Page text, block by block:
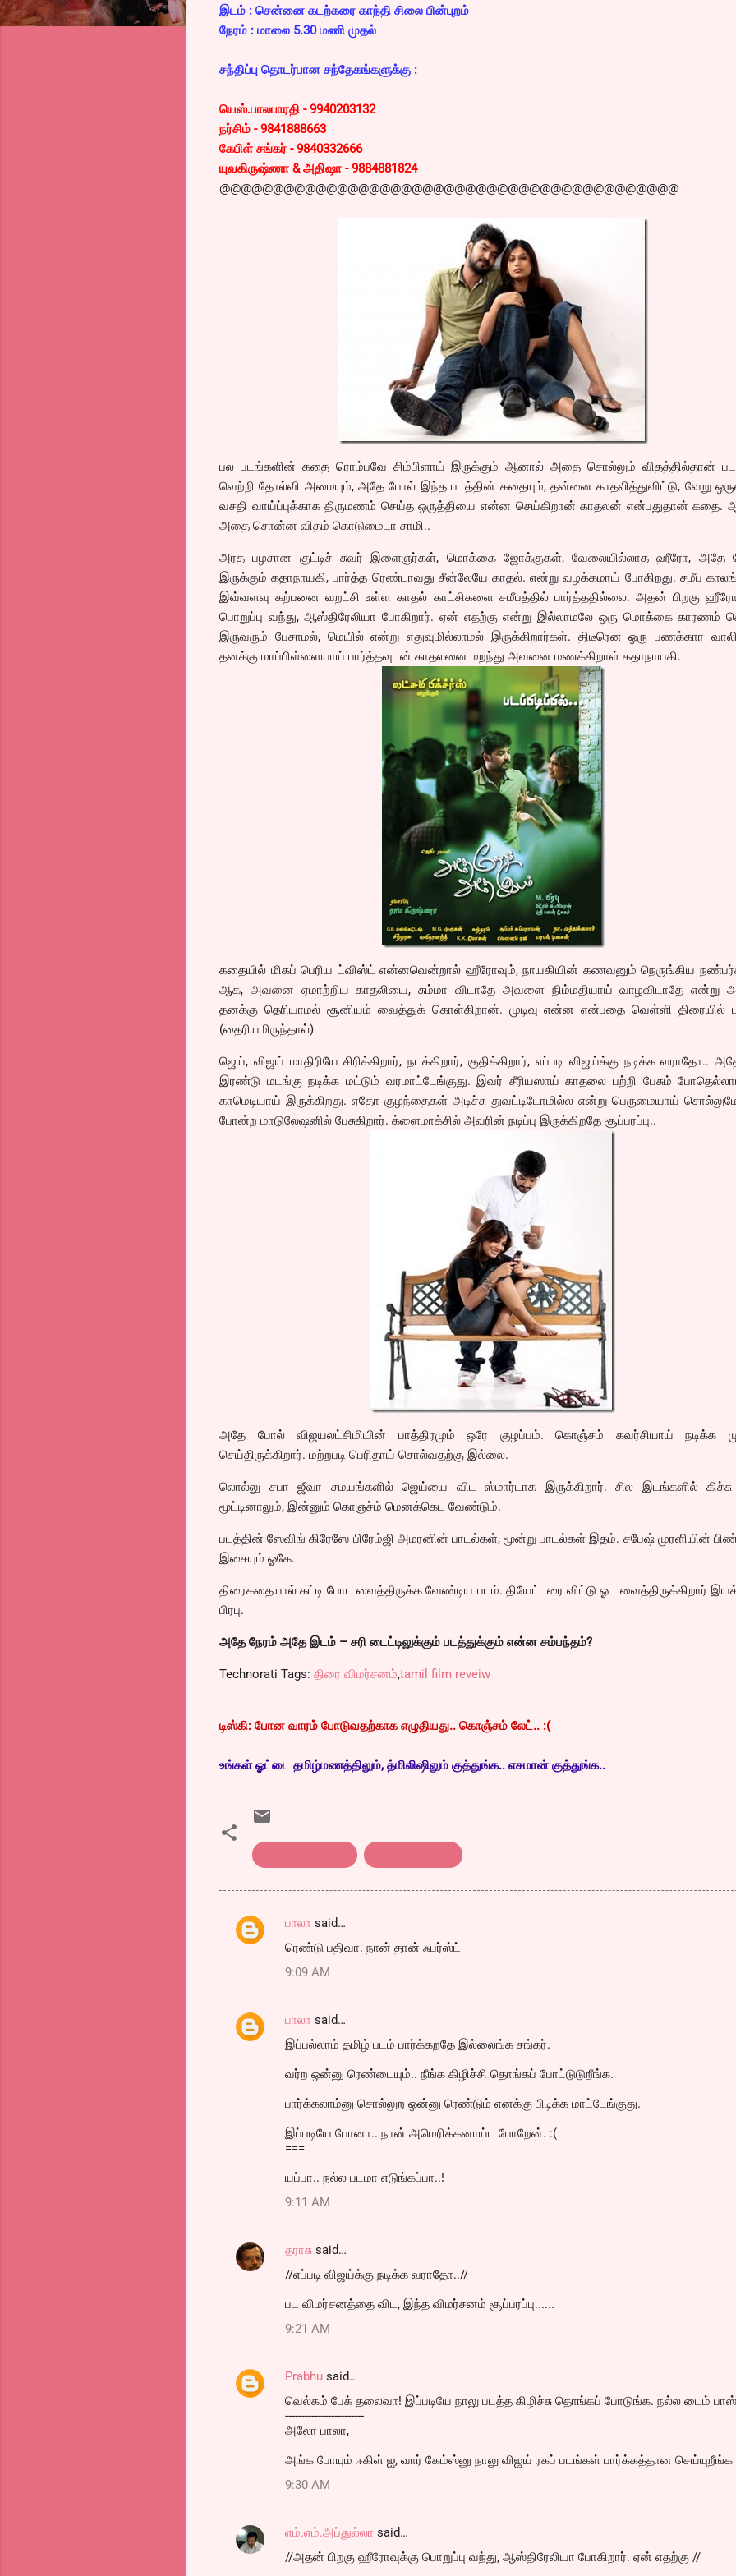
இடம் : சென்னை கடற்கரை காந்தி சிலை பின்புறம்
நேரம் : மாலை 5.30 மணி முதல்
சந்திப்பு தொடர்பான சந்தேகங்களுக்கு :
யெஸ்.பாலபாரதி - 9940203132
நர்சிம் - 9841888663
கேபிள் சங்கர் - 9840332666
யுவகிருஷ்ணா & அதிஷா - 9884881824
@@@@@@@@@@@@@@@@@@@@@@@@@@@@@@@@@@@@@@@@@@@
பல படங்களின் கதை ரொம்பவே சிம்பிளாய் இருக்கும் ஆனால் அதை சொல்லும் விதத்தில்தான்
வெற்றி தோல்வி அமையும், அதே போல் இந்த படத்தின் கதையும், தன்னை காதலித்துவிட்டு, வேறு
வசதி வாய்ப்புக்காக திருமணம் செய்த ஒருத்தியை என்ன செய்கிறான் காதலன் என்பதுதான் கதை.
அதை சொன்ன விதம் கொடுமைடா சாமி..
அரத பழசான குட்டிச் சுவர் இளைஞர்கள், மொக்கை ஜோக்குகள், வேலையில்லாத ஹீரோ, அதே
இருக்கும் கதாநாயகி, பார்த்த ரெண்டாவது சீன்லேயே காதல். என்று வழக்கமாய் போகிறது. சமீப
இவ்வளவு கற்பனை வறட்சி உள்ள காதல் காட்சிகளை சமீபத்தில் பார்த்ததில்லை. அதன் பிறகு
பொறுப்பு வந்து, ஆஸ்திரேலியா போகிறார். ஏன் எதற்கு என்று இல்லாமலே ஒரு மொக்கை காரணம்
இருவரும் பேசாமல், மெயில் என்று எதுவுமில்லாமல் இருக்கிறார்கள். திடீரென ஒரு பணக்கார
தனக்கு மாப்பிள்ளையாய் பார்த்தவுடன் காதலனை மறந்து அவனை மணக்கிறாள் கதாநாயகி.
கதையில் மிகப் பெரிய ட்விஸ்ட் என்னவென்றால் ஹீரோவும், நாயகியின் கணவனும் நெருங்கிய
ஆக, அவனை ஏமாற்றிய காதலியை, சும்மா விடாதே அவளை நிம்மதியாய் வாழவிடாதே என்று
தனக்கு தெரியாமல் சூனியம் வைத்துக் கொள்கிறான். முடிவு என்ன என்பதை வெள்ளி திரையில்
(தைரியமிருந்தால்)
ஜெய், விஜய் மாதிரியே சிரிக்கிறார், நடக்கிறார், குதிக்கிறார், எப்படி விஜய்க்கு நடிக்க வராதோ..
இரண்டு மடங்கு நடிக்க மட்டும் வரமாட்டேங்குது. இவர் சீரியஸாய் காதலை பற்றி பேசும்
காமெடியாய் இருக்கிறது. ஏதோ குழந்தைகள் அடிச்சு துவட்டிடோமில்ல என்று பெருமையாய்
போன்ற மாடுலேஷனில் பேசுகிறார். க்ளைமாக்சில் அவரின் நடிப்பு இருக்கிறதே சூப்பரப்பு..
அதே போல் விஜயலட்சிமியின் பாத்திரமும் ஒரே குழப்பம். கொஞ்சம் கவர்சியாய் நடிக்க
செய்திருக்கிறார். மற்றபடி பெரிதாய் சொல்வதற்கு இல்லை.
லொல்லு சபா ஜீவா சமயங்களில் ஜெய்யை விட ஸ்மார்டாக இருக்கிறார். சில இடங்களில் கிச்சு
மூட்டினாலும், இன்னும் கொஞச்ம் மெனக்கெட வேண்டும்.
படத்தின் ஸேவிங் கிரேஸே பிரேம்ஜி அமரனின் பாடல்கள், மூன்று பாடல்கள் இதம். சபேஷ் முரளியின்
இசையும் ஓகே.
திரைகதையால் கட்டி போட வைத்திருக்க வேண்டிய படம். தியேட்டரை விட்டு ஓட வைத்திருக்கிறார்
பிரபு.
அதே நேரம் அதே இடம் – சரி டைட்டிலுக்கும் படத்துக்கும் என்ன சம்பந்தம்?
Technorati Tags: திரை விமர்சனம்,tamil film reveiw
டிஸ்கி: போன வாரம் போடுவதற்காக எழுதியது.. கொஞ்சம் லேட்.. :(
உங்கள் ஓட்டை தமிழ்மணத்திலும், த்மிலிஷிலும் குத்துங்க.. எசமான் குத்துங்க..
C
e
பாலா said…
ரெண்டு பதிவா. நான் தான் ஃபர்ஸ்ட்
9:09 AM
பாலா said…
இப்பல்லாம் தமிழ் படம் பார்க்கறதே இல்லைங்க சங்கர்.
வர்ற ஒன்னு ரெண்டையும்.. நீங்க கிழிச்சி தொங்கப் போட்டுடுறீங்க.
பார்க்கலாம்னு சொல்லுற ஒன்னு ரெண்டும் எனக்கு பிடிக்க மாட்டேங்குது.
இப்படியே போனா.. நான் அமெரிக்கனாய்ட போறேன். :(
===
யப்பா.. நல்ல படமா எடுங்கப்பா..!
9:11 AM
தராசு said…
//எப்படி விஜய்க்கு நடிக்க வராதோ..//
பட விமர்சனத்தை விட, இந்த விமர்சனம் சூப்பரப்பு......
9:21 AM
Prabhu said…
வெல்கம் பேக் தலைவா! இப்படியே நாலு படத்த கிழிச்சு தொங்கப் போடுங்க. நல்ல டைம்
------------------------
அலோ பாலா,
அங்க போயும் ஈகிள் ஐ, வார் கேம்ஸ்னு நாலு விஜய் ரகப் படங்கள் பார்க்கத்தான செய்யுறீங்க
9:30 AM
எம்.எம்.அப்துல்லா said…
//அதன் பிறகு ஹீரோவுக்கு பொறுப்பு வந்து, ஆஸ்திரேலியா போகிறார். ஏன் எதற்கு //